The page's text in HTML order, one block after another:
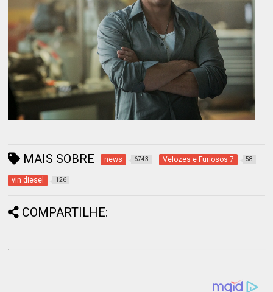
MAIS SOBRE news 6743 Velozes e Furiosos 7 58
vin diesel 126
COMPARTILHE: